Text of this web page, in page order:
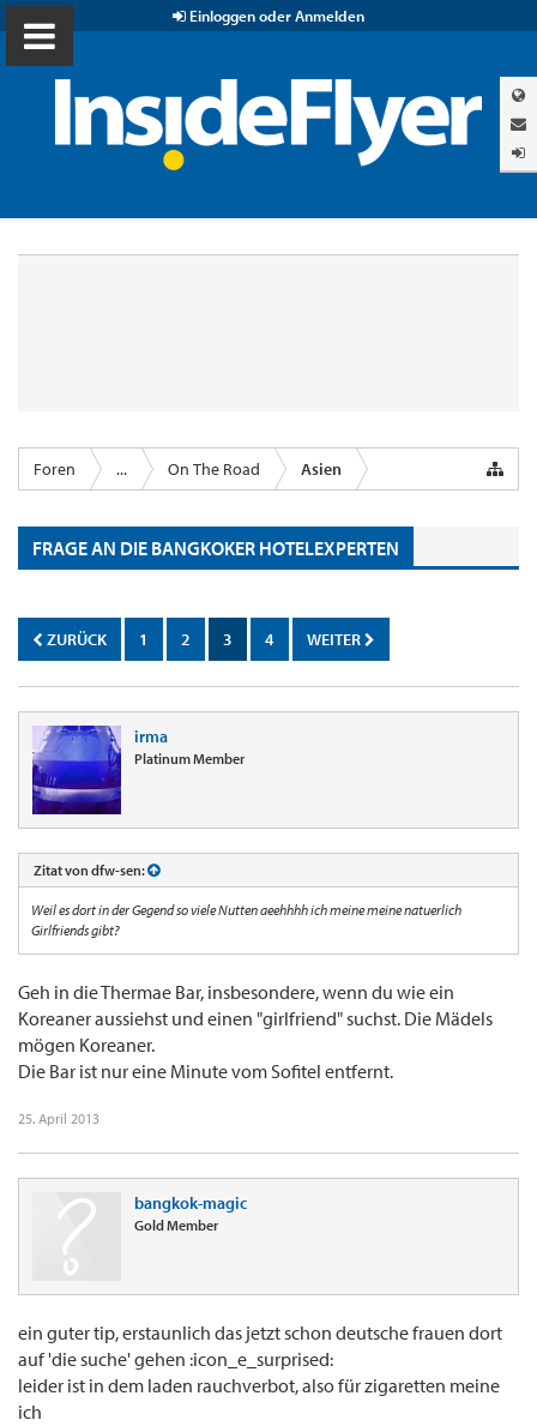
Einloggen oder Anmelden
Foren ... On The Road Asien
FRAGE AN DIE BANGKOKER HOTELEXPERTEN
ZURÜCK 1 2 3 4 WEITER
irma
Platinum Member
Zitat von dfw-sen:
Weil es dort in der Gegend so viele Nutten aeehhhh ich meine meine natuerlich
Girlfriends gibt?
Geh in die Thermae Bar, insbesondere, wenn du wie ein
Koreaner aussiehst und einen "girlfriend" suchst. Die Mädels
mögen Koreaner.
Die Bar ist nur eine Minute vom Sofitel entfernt.
25. April 2013
bangkok-magic
Gold Member
ein guter tip, erstaunlich das jetzt schon deutsche frauen dort
auf 'die suche' gehen :icon_e_surprised:
leider ist in dem laden rauchverbot, also für zigaretten meine
ich